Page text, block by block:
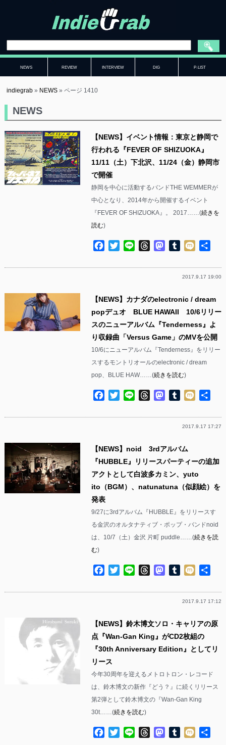
NEWS REVIEW INTERVIEW DIG P-LIST
indiegrab » NEWS »ページ 1410
NEWS
【NEWS】イベント情報：東京と静岡で
行われる『FEVER OF SHIZUOKA』
11/11（土）下北沢、11/24（金）静岡市
で開催
静岡を中心に活動するバンドTHE WEMMERが
中心となり、2014年から開催するイベント
『FEVER OF SHIZUOKA』。 2017……(続きを
読む)
Facebook
TwitterLine ThreadsMastodon
Tumblr
Mixi
2017.9.17 19:00
【NEWS】カナダのelectronic / dream
popデュオ BLUE HAWAII 10/6リリー
スのニューアルバム『Tenderness』よ
り収録曲「Versus Game」のMVを公開
10/6にニューアルバム『Tenderness』をリリー
スするモントリオールのelectronic / dream
pop、BLUE HAW……(続きを読む)
Facebook
TwitterLine ThreadsMastodon
Tumblr
Mixi
2017.9.17 17:27
【NEWS】noid 3rdアルバム
『HUBBLE』リリースパーティーの追加
アクトとして白波多カミン、yuto
ito（BGM）、natunatuna（似顔絵）を
発表
9/27に3rdアルバム『HUBBLE』をリリースす
る金沢のオルタナティブ・ポップ・バンドnoid
は、10/7（土）金沢 片町 puddle……(続きを読
む)
Facebook
TwitterLine ThreadsMastodon
Tumblr
Mixi
2017.9.17 17:12
【NEWS】鈴木博文ソロ・キャリアの原
点『Wan-Gan King』がCD2枚組の
『30th Anniversary Edition』としてリ
リース
今年30周年を迎えるメトロトロン・レコード
は、鈴木博文の新作『どう？』に続くリリース
第2弾として鈴木博文の『Wan-Gan King
30t……(続きを読む)
Facebook
TwitterLine ThreadsMastodon
Tumblr
Mixi